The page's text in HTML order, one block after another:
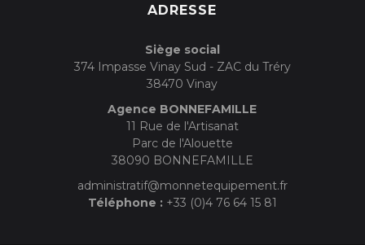
ADRESSE
Siège social
374 Impasse Vinay Sud - ZAC du Tréry
38470 Vinay
Agence BONNEFAMILLE
11 Rue de l'Artisanat
Parc de l'Alouette
38090 BONNEFAMILLE
administratif@monnetequipement.fr
Téléphone : +33 (0)4 76 64 15 81